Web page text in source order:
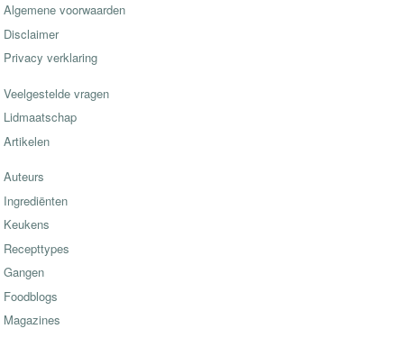
Algemene voorwaarden
Disclaimer
Privacy verklaring
Veelgestelde vragen
Lidmaatschap
Artikelen
Auteurs
Ingrediënten
Keukens
Recepttypes
Gangen
Foodblogs
Magazines